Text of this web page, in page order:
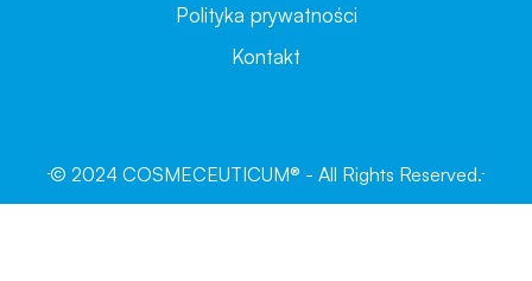
Polityka prywatności
Kontakt
© 2024 COSMECEUTICUM® - All Rights Reserved.